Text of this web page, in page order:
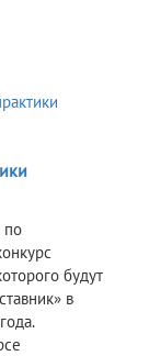
по
будут
в